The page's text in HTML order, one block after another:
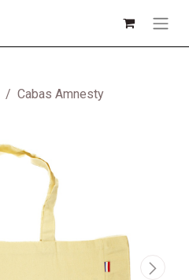
Cabas Amnesty